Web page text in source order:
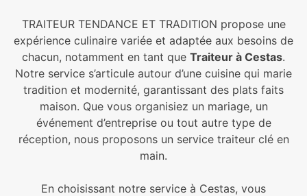
TRAITEUR TENDANCE ET TRADITION propose une
expérience culinaire variée et adaptée aux besoins de
chacun, notamment en tant que Traiteur à Cestas.
Notre service s’articule autour d’une cuisine qui marie
tradition et modernité, garantissant des plats faits
maison. Que vous organisiez un mariage, un
événement d’entreprise ou tout autre type de
réception, nous proposons un service traiteur clé en
main.
En choisissant notre service à Cestas, vous